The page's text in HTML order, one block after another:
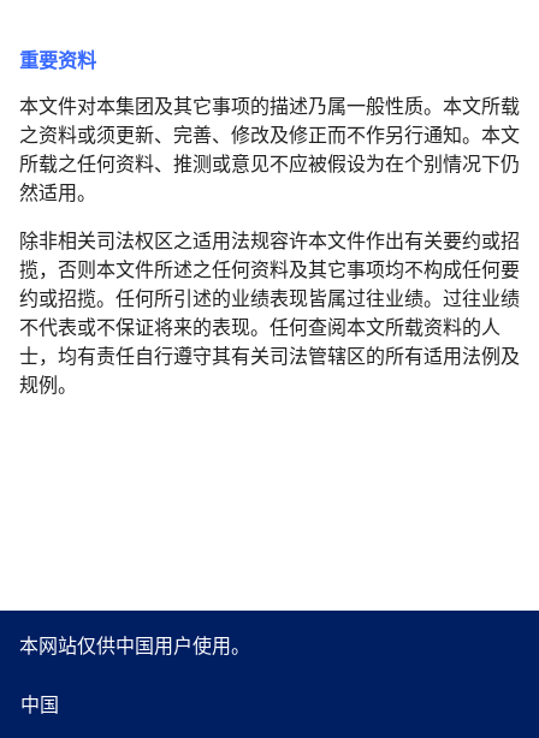
重要资料
本文件对本集团及其它事项的描述乃属一般性质。本文所载
之资料或须更新、完善、修改及修正而不作另行通知。本文
所载之任何资料、推测或意见不应被假设为在个别情况下仍
然适用。
除非相关司法权区之适用法规容许本文件作出有关要约或招
揽，否则本文件所述之任何资料及其它事项均不构成任何要
约或招揽。任何所引述的业绩表现皆属过往业绩。过往业绩
不代表或不保证将来的表现。任何查阅本文所载资料的人
士，均有责任自行遵守其有关司法管辖区的所有适用法例及
规例。
本网站仅供中国用户使用。
中国